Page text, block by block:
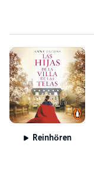
Reinhören